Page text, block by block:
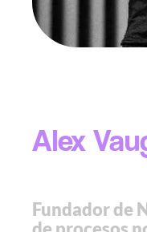
Alex
Fundador de